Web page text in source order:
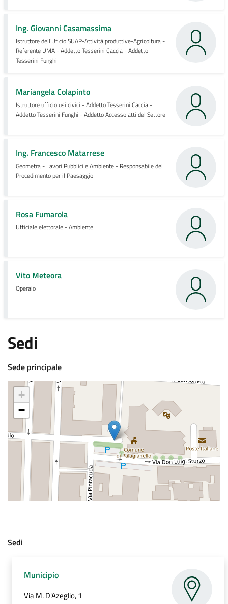
Ing. Giovanni Casamassima
Istruttore dell’Uf cio SUAP-Attività produttive-Agricoltura -
Referente UMA - Addetto Tesserini Caccia - Addetto
Tesserini Funghi
Mariangela Colapinto
Istruttore ufficio usi civici - Addetto Tesserini Caccia -
Addetto Tesserini Funghi - Addetto Accesso atti del Settore
Ing. Francesco Matarrese
Geometra - Lavori Pubblici e Ambiente - Responsabile del
Procedimento per il Paesaggio
Rosa Fumarola
Ufficiale elettorale - Ambiente
Vito Meteora
Operaio
Sedi
Sede principale
+
−
Sedi
Municipio.
Via M. D'Azeglio, 1